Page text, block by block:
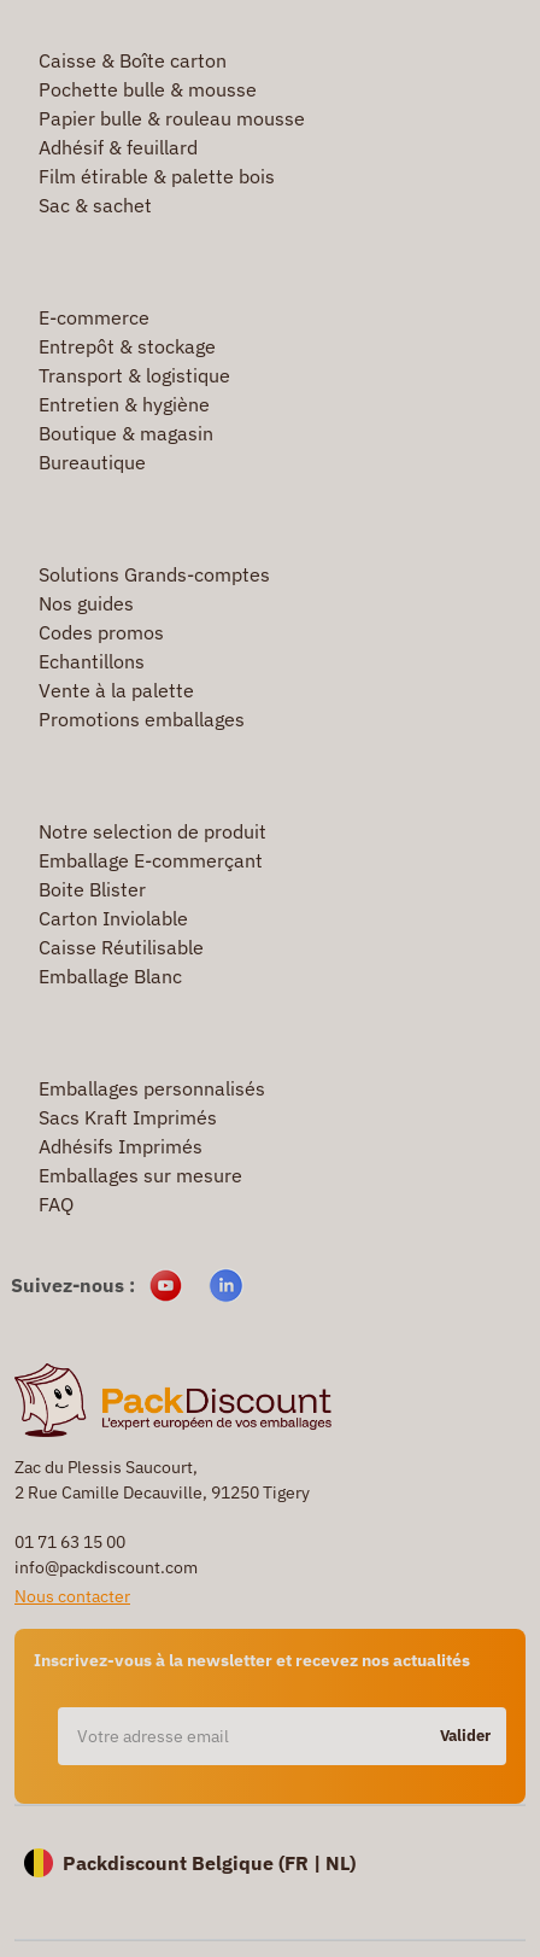
Zac du Plessis Saucourt,
2 Rue Camille Decauville, 91250 Tigery
01 71 63 15 00
info@packdiscount.com
Nous contacter
Inscrivez-vous à la newsletter et recevez nos actualités
Valider
Caisse & Boîte carton
Pochette bulle & mousse
Papier bulle & rouleau mousse
Adhésif & feuillard
Film étirable & palette bois
Sac & sachet
E-commerce
Entrepôt & stockage
Transport & logistique
Entretien & hygiène
Boutique & magasin
Bureautique
Solutions Grands-comptes
Nos guides
Codes promos
Echantillons
Vente à la palette
Promotions emballages
Notre selection de produit
Emballage E-commerçant
Boite Blister
Carton Inviolable
Caisse Réutilisable
Emballage Blanc
Emballages personnalisés
Sacs Kraft Imprimés
Adhésifs Imprimés
Emballages sur mesure
FAQ
Suivez-nous :
Packdiscount Belgique (FR | NL)